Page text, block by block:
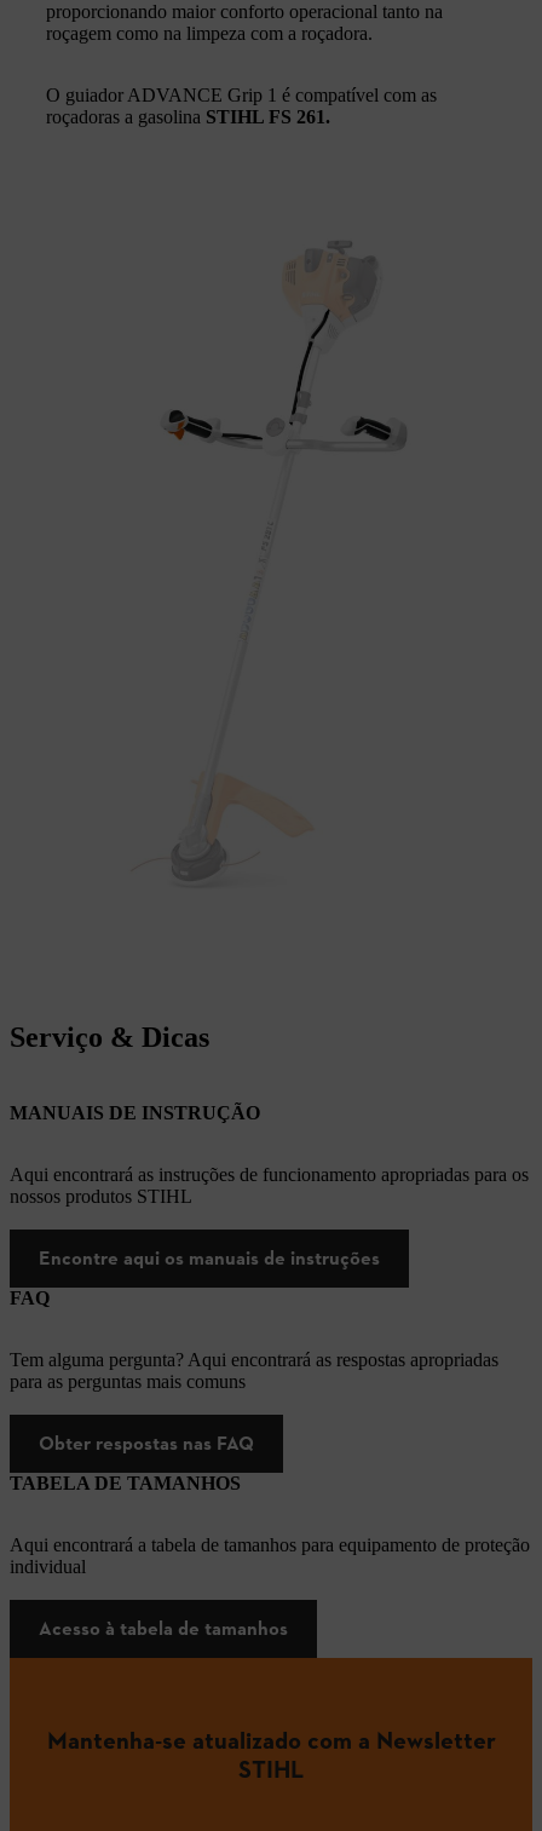
proporcionando maior conforto operacional tanto na
roçagem como na limpeza com a roçadora.
O guiador ADVANCE Grip 1 é compatível com as
roçadoras a gasolina STIHL FS 261.
Serviço & Dicas
MANUAIS DE INSTRUÇÃO
Aqui encontrará as instruções de funcionamento apropriadas para os
nossos produtos STIHL
Encontre aqui os manuais de instruções
FAQ
Tem alguma pergunta? Aqui encontrará as respostas apropriadas
para as perguntas mais comuns
Obter respostas nas FAQ
TABELA DE TAMANHOS
Aqui encontrará a tabela de tamanhos para equipamento de proteção
individual
Acesso à tabela de tamanhos
Mantenha-se atualizado com a Newsletter
STIHL